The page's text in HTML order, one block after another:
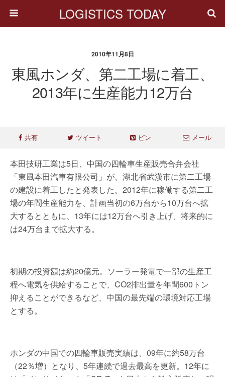
LOGISTICS TODAY
2010年11月8日
東風ホンダ、第二工場に着工、
2013年に生産能力12万台
共有 ツイート ピン メール
本田技研工業は5日、中国の四輪車生産販売合弁会社
「東風本田汽車有限公司」が、湖北省武漢市に第二工場
の建設に着工したと発表した。2012年に稼働する第二工
場の年間生産能力を、計画当初の6万台から10万台へ拡
大するとともに、13年には12万台へ引き上げ、将来的に
は24万台まで拡大する。
初期の投資額は約20億元。ソーラー発電で一部の生産工
程へ電気を供給することで、CO2排出量を年間600トン
抑えることができるなど、中国の最先端の環境対応工場
とする。
ホンダの中国での四輪車販売実績は、09年に約58万台
（22％増）となり、5年連続で過去最高を更新。12年に